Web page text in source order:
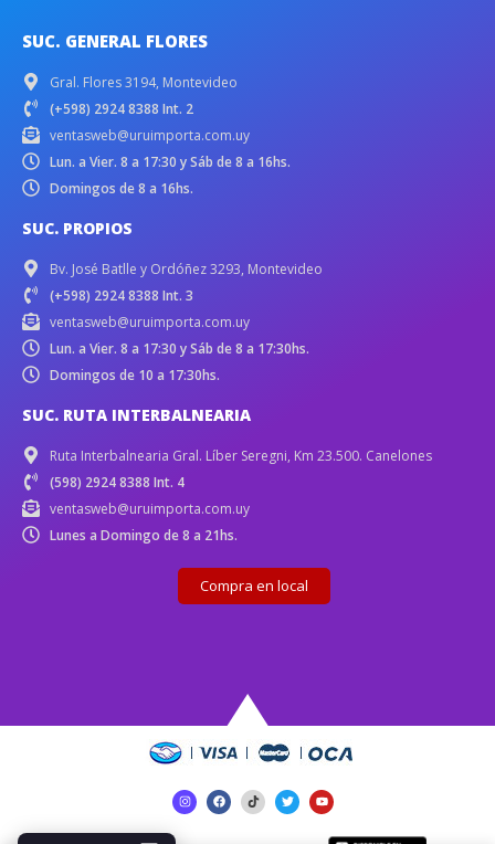
SUC. GENERAL FLORES
Gral. Flores 3194, Montevideo
(+598) 2924 8388 Int. 2
ventasweb@uruimporta.com.uy
Lun. a Vier. 8 a 17:30 y Sáb de 8 a 16hs.
Domingos de 8 a 16hs.
SUC. PROPIOS
Bv. José Batlle y Ordóñez 3293, Montevideo
(+598) 2924 8388 Int. 3
ventasweb@uruimporta.com.uy
Lun. a Vier. 8 a 17:30 y Sáb de 8 a 17:30hs.
Domingos de 10 a 17:30hs.
SUC. RUTA INTERBALNEARIA
Ruta Interbalnearia Gral. Líber Seregni, Km 23.500. Canelones
(598) 2924 8388 Int. 4
ventasweb@uruimporta.com.uy
Lunes a Domingo de 8 a 21hs.
Compra en local